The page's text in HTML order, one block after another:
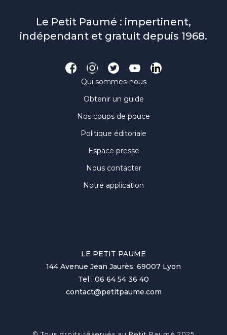
Le Petit Paumé : impertinent,
indépendant et gratuit depuis 1968.
Qui sommes-nous
Obtenir un guide
Nos coups de pouce
Politique éditoriale
Espace presse
Nous contacter
Notre application
LE PETIT PAUME
144 Avenue Jean Jaurès, 69007 Lyon
Tel : 06 64 54 36 40
contact@petitpaume.com